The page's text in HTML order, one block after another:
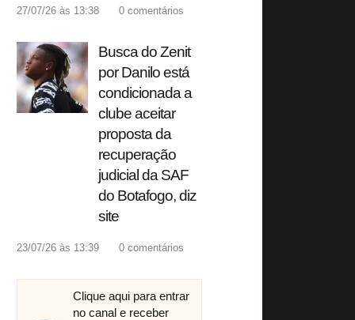
27/07/26 às 13:38 0 comentários
Busca do Zenit
por Danilo está
condicionada a
clube aceitar
proposta da
recuperação
judicial da SAF
do Botafogo, diz
site
23/07/26 às 13:39 0 comentários
Clique aqui para entrar
no canal e receber